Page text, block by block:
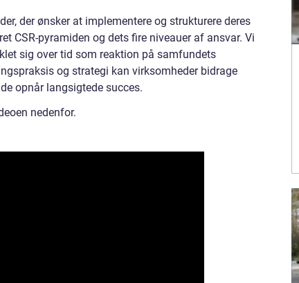
der ønsker at implementere og strukturere deres
CSR-pyramiden og dets fire niveauer af ansvar. Vi
sig over tid som reaktion på samfundets
og strategi kan virksomheder bidrage
opnår langsigtede succes.
nedenfor.